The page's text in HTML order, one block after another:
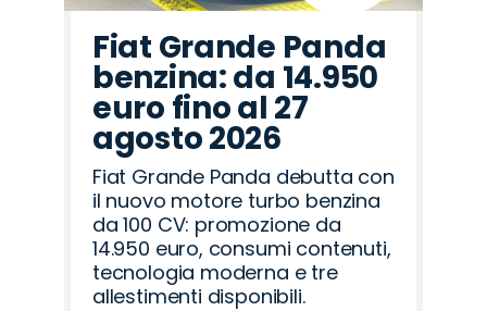
Fiat Grande Panda
benzina: da 14.950
euro fino al 27
agosto 2026
Fiat Grande Panda debutta con
il nuovo motore turbo benzina
da 100 CV: promozione da
14.950 euro, consumi contenuti,
tecnologia moderna e tre
allestimenti disponibili.